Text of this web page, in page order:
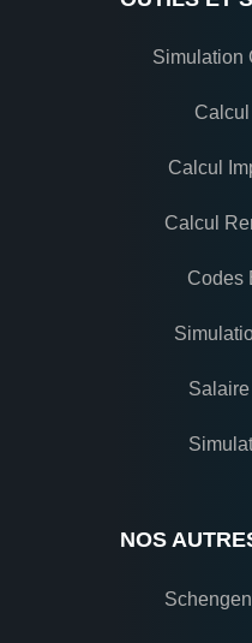
Simulation
Calcul
Calcul
Codes
NOS